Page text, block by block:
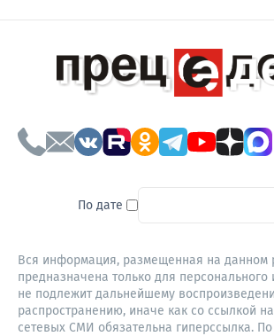
По дате To search this
Вся информация, размещенная на данном
предназначена только для персонального
не подлежит дальнейшему
распространению, иначе как со ссылкой
сетевых СМИ обязательна гиперссылка.